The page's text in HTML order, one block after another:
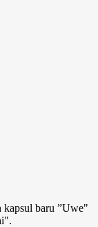
kapsul baru ”Uwe"